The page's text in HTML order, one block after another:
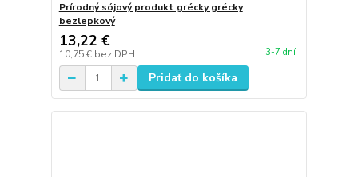
Prírodný sójový produkt grécky grécky
bezlepkový
13,22 €
10,75 € bez DPH 3-7 dní
Pridať do košíka